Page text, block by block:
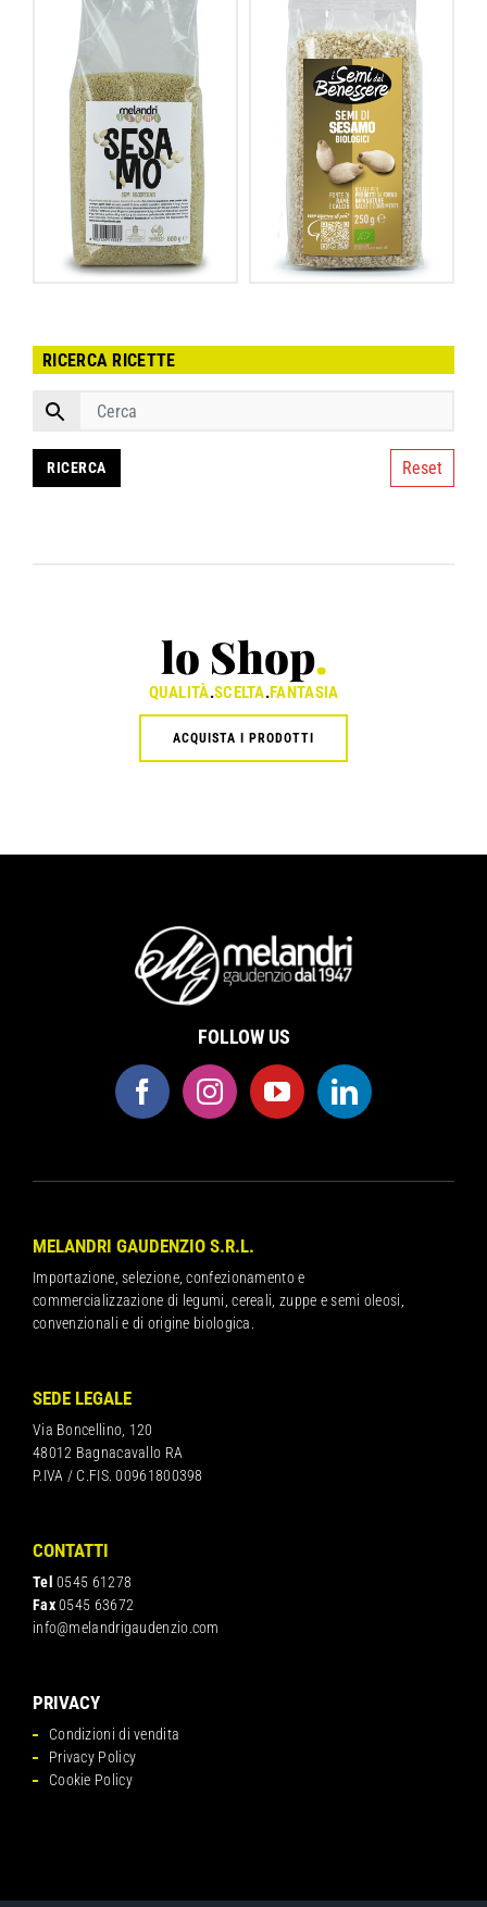
RICERCA RICETTE
Reset
lo Shop.
QUALITÀ.SCELTA.FANTASIA
ACQUISTA I PRODOTTI
FOLLOW US
MELANDRI GAUDENZIO S.R.L.
Importazione, selezione, confezionamento e
commercializzazione di legumi, cereali, zuppe e semi oleosi,
convenzionali e di origine biologica.
SEDE LEGALE
Via Boncellino, 120
48012 Bagnacavallo RA
P.IVA / C.FIS. 00961800398
CONTATTI
Tel 0545 61278
Fax0545 63672
info@melandrigaudenzio.com
PRIVACY
Condizioni di vendita
Privacy Policy
Cookie Policy